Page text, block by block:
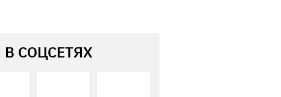
СОЦСЕТЯХ